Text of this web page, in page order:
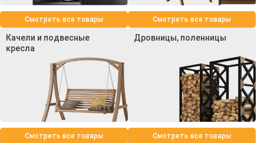
Смотреть все товары Смотреть все товары
Качели и подвесные
кресла
Смотреть все товары
Дровницы, поленницы
Смотреть все товары